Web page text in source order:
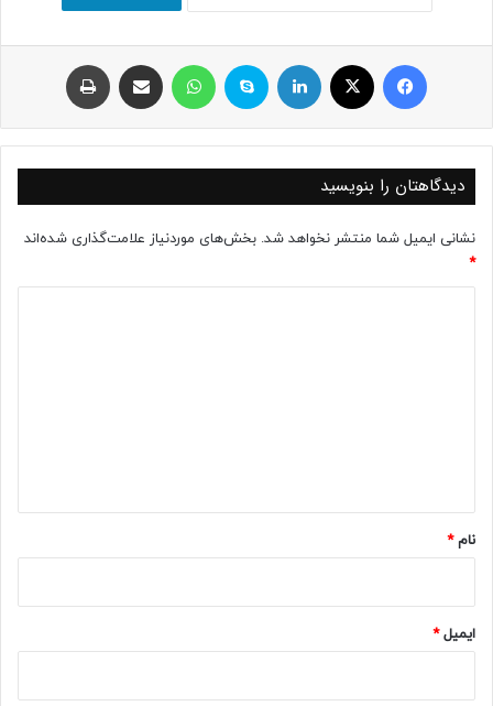
فیسبوک ایکس لینکداین اسکایپ واتس آپ اشتراک با ایمیل
دیدگاهتان را بنویسید
نشانی ایمیل شما منتشر نخواهد شد. بخش‌های موردنیاز علامت‌گذاری شده‌اند
*
نام*
ایمیل*